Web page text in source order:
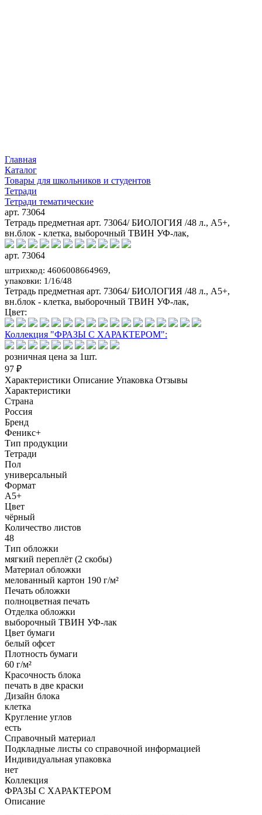
Главная
Каталог
Товары для школьников и студентов
Тетради
Тетради тематические
арт. 73064
Тетрадь предметная арт. 73064/ БИОЛОГИЯ /48 л., А5+,
вн.блок - клетка, выборочный ТВИН УФ-лак,
арт. 73064
штрихкод: 4606008664969,
упаковки: 1/16/48
Тетрадь предметная арт. 73064/ БИОЛОГИЯ /48 л., А5+,
вн.блок - клетка, выборочный ТВИН УФ-лак,
Цвет:
Коллекция "ФРАЗЫ С ХАРАКТЕРОМ":
розничная цена за 1шт.
97 ₽
Характеристики Описание Упаковка Отзывы
Характеристики
Страна
Россия
Бренд
Феникс+
Тип продукции
Тетради
Пол
универсальный
Формат
А5+
Цвет
чёрный
Количество листов
48
Тип обложки
мягкий переплёт (2 скобы)
Материал обложки
мелованный картон 190 г/м²
Печать обложки
полноцветная печать
Отделка обложки
выборочный ТВИН УФ-лак
Цвет бумаги
белый офсет
Плотность бумаги
60 г/м²
Красочность блока
печать в две краски
Дизайн блока
клетка
Кругление углов
есть
Справочный материал
Подкладные листы со справочной информацией
Индивидуальная упаковка
нет
Коллекция
ФРАЗЫ С ХАРАКТЕРОМ
Описание